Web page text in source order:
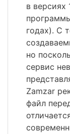
в версиях
годах). С
но
сервис
Zamzar
файл